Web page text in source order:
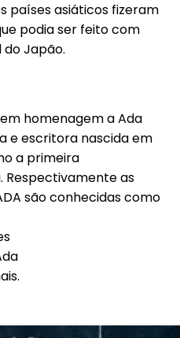
países asiáticos fizeram
podia ser feito com
do Japão.
homenagem a Ada
e escritora nascida em
a primeira
Respectivamente as
são conhecidas como